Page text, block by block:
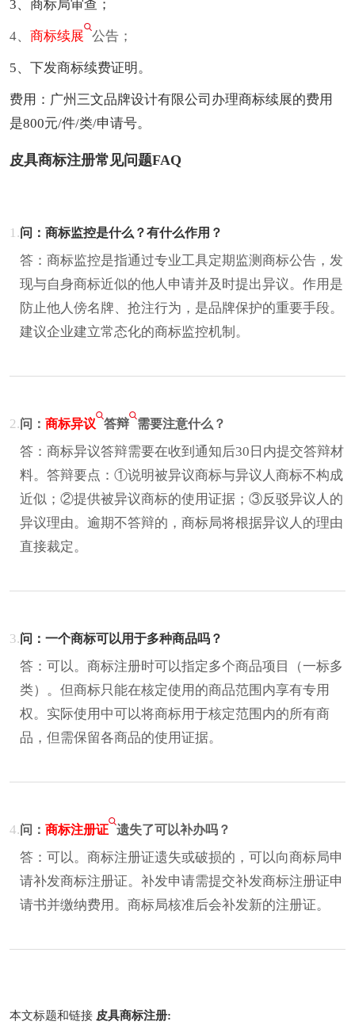
3、商标局审查；
4、 商标续展 公告；
5、下发商标续费证明。
费用：广州三文品牌设计有限公司办理商标续展的费用
是800元/件/类/申请号。
皮具商标注册常见问题FAQ
1.问：商标监控是什么？有什么作用？
答：商标监控是指通过专业工具定期监测商标公告，发
现与自身商标近似的他人申请并及时提出异议。作用是
防止他人傍名牌、抢注行为，是品牌保护的重要手段。
建议企业建立常态化的商标监控机制。
2.问： 商标异议 答辩 需要注意什么？
答：商标异议答辩需要在收到通知后30日内提交答辩材
料。答辩要点：①说明被异议商标与异议人商标不构成
近似；②提供被异议商标的使用证据；③反驳异议人的
异议理由。逾期不答辩的，商标局将根据异议人的理由
直接裁定。
3.问：一个商标可以用于多种商品吗？
答：可以。商标注册时可以指定多个商品项目（一标多
类）。但商标只能在核定使用的商品范围内享有专用
权。实际使用中可以将商标用于核定范围内的所有商
品，但需保留各商品的使用证据。
4.问： 商标注册证 遗失了可以补办吗？
答：可以。商标注册证遗失或破损的，可以向商标局申
请补发商标注册证。补发申请需提交补发商标注册证申
请书并缴纳费用。商标局核准后会补发新的注册证。
本文标题和链接 皮具商标注册: